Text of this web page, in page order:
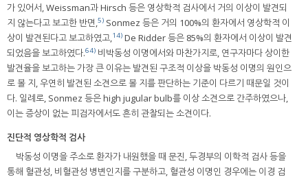
가 있어서, Weissman과 Hirsch 등은 영상학적 검사에서 거의 이상이 발견되
지 않는다고 보고한 반면,5) Sonmez 등은 거의 100%의 환자에서 영상학적 이
상이 발견된다고 보고하였고,14) De Ridder 등은 85%의 환자에서 이상이 발견
되었음을 보고하였다.64) 비박동성 이명에서와 마찬가지로, 연구자마다 상이한
발견율을 보고하는 가장 큰 이유는 발견된 구조적 이상을 박동성 이명의 원인으
로 볼 지, 우연히 발견된 소견으로 볼 지를 판단하는 기준이 다르기 때문일 것이
다. 일례로, Sonmez 등은 high jugular bulb를 이상 소견으로 간주하였으나,
이는 증상이 없는 피검자에서도 흔히 관찰되는 소견이다.
진단적 영상학적 검사
박동성 이명을 주소로 환자가 내원했을 때 문진, 두경부의 이학적 검사 등을
통해 혈관성, 비혈관성 병변인지를 구분하고, 혈관성 이명인 경우에는 이경 검